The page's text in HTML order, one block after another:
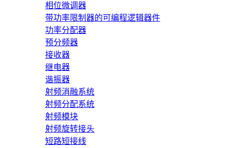
相位微调器
带功率限制器的可编程逻辑器件
功率分配器
预分频器
接收器
继电器
谐振器
射频消融系统
射频分配系统
射频模块
射频旋转接头
短路短接线